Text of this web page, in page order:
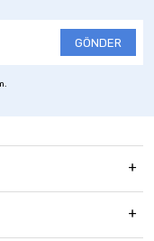
GÖNDER